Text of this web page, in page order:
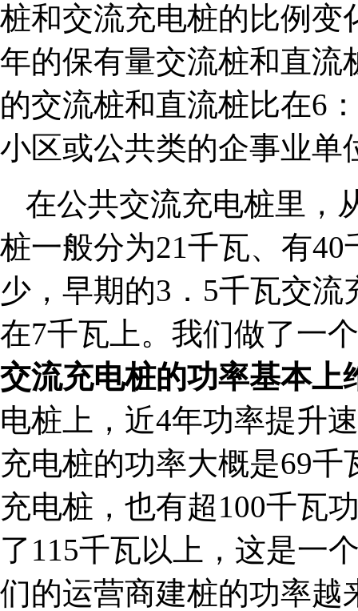
桩和交流充电桩的比例变
年的保有量交流桩和直流
的交流桩和直流桩比在6
小区或公共类的企事业单
在公共交流充电桩里，
桩一般分为21千瓦、有
少，早期的3．5千瓦交
在7千瓦上。我们做了一
交流充电桩的功率基本上
电桩上，近4年功率提升
充电桩的功率大概是69
充电桩，也有超100千瓦
了115千瓦以上，这是一
们的运营商建桩的功率越